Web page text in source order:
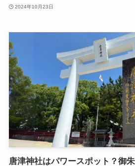
2024年10月23日
唐津神社はパワースポット？御